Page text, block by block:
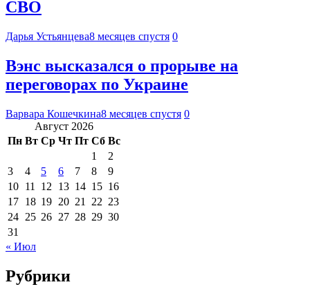
СВО
Дарья Устьянцева8 месяцев спустя 0
Вэнс высказался о прорыве на
переговорах по Украине
Варвара Кошечкина8 месяцев спустя 0
Август 2026
Пн Вт Ср Чт Пт Сб Вс
1
2
3
4 5 6 7 8
9
10 11 12 13 14 15 16
17 18 19 20 21 22 23
24 25 26 27 28 29 30
31
« Июл
Рубрики